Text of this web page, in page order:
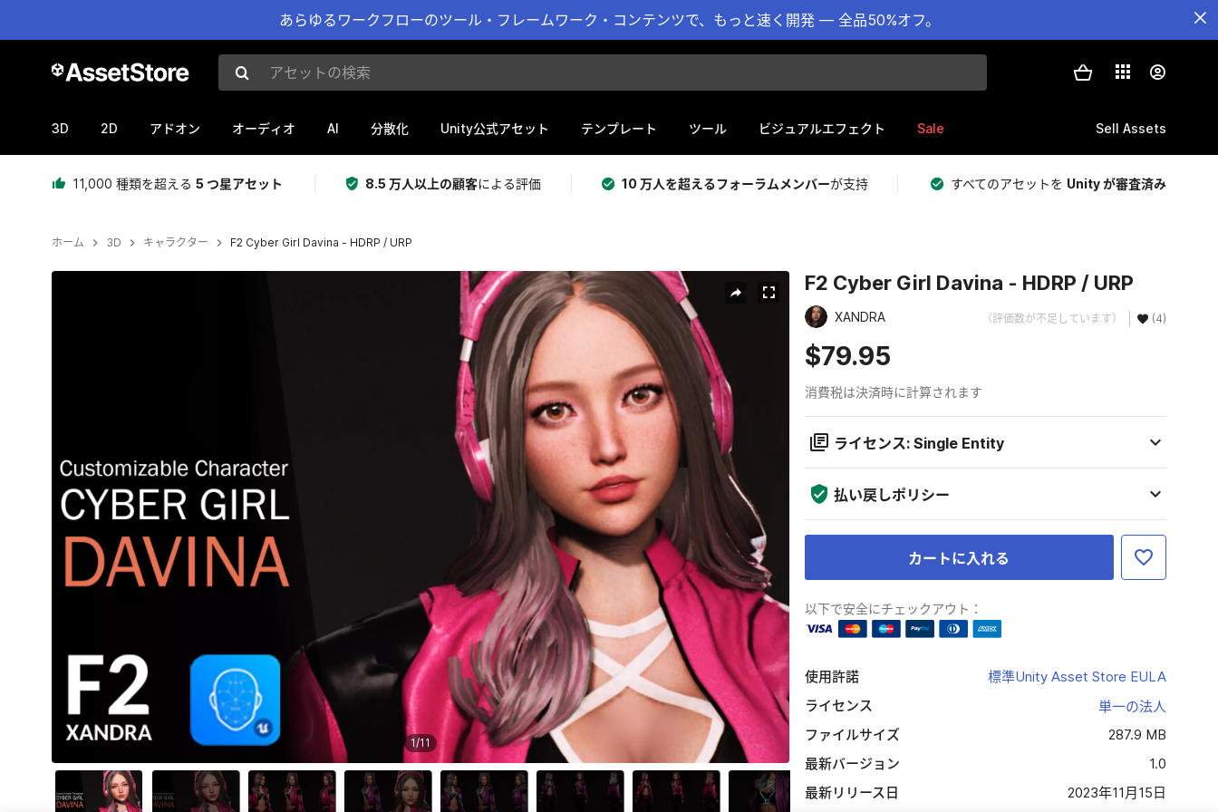
あらゆるワークフローのツール・フレームワーク・コンテンツで、もっと速く開発 — 全品50%オフ。
アセットの検索
3D 2D アドオン オーディオ AI 分散化 Unity公式アセット テンプレート ツール ビジュアルエフェクト Sale Sell Assets
11,000 種類を超える 5 つ星アセット 8.5 万人以上の顧客による評価 10 万人を超えるフォーラムメンバーが支持 すべてのアセットを Unity が審査済み
ホーム 3D キャラクター F2 Cyber Girl Davina - HDRP / URP
1/11
F2 Cyber Girl Davina - HDRP / URP
XANDRA （評価数が不足しています） (4)
$79.95
消費税は決済時に計算されます
ライセンス: Single Entity
払い戻しポリシー
カートに入れる
以下で安全にチェックアウト：
使用許諾
標準Unity Asset Store EULA
ライセンス
単一の法人
ファイルサイズ
287.9 MB
最新バージョン
1.0
最新リリース日
2023年11月15日